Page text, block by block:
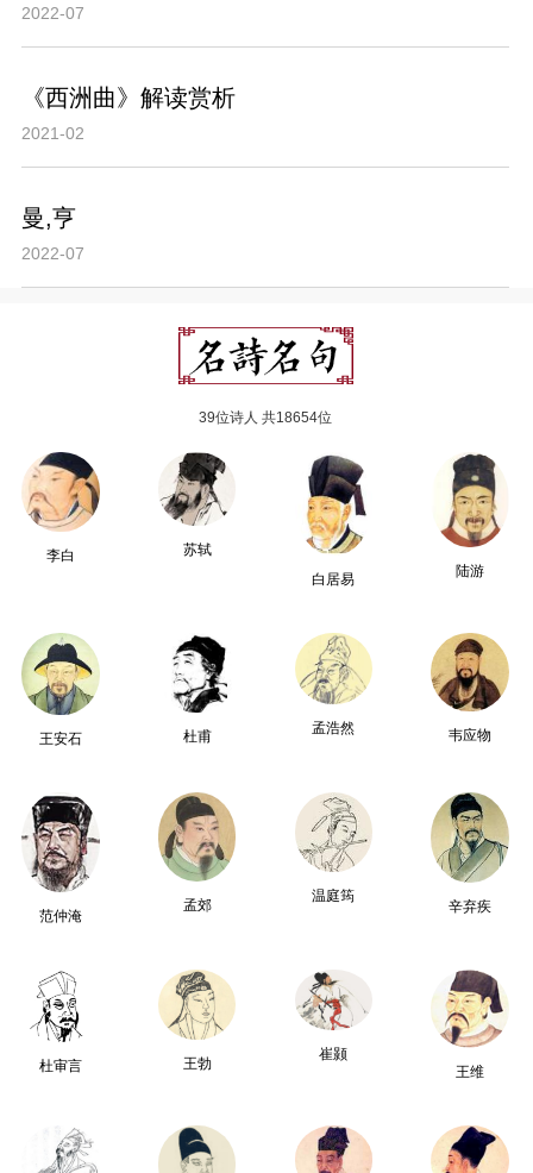
2022-07
《西洲曲》解读赏析
2021-02
曼,亨
2022-07
39位诗人 共18654位
李白
苏轼
白居易
陆游
王安石 杜甫
孟浩然 韦应物
范仲淹
孟郊
温庭筠
辛弃疾
杜审言 王勃
崔颢
王维